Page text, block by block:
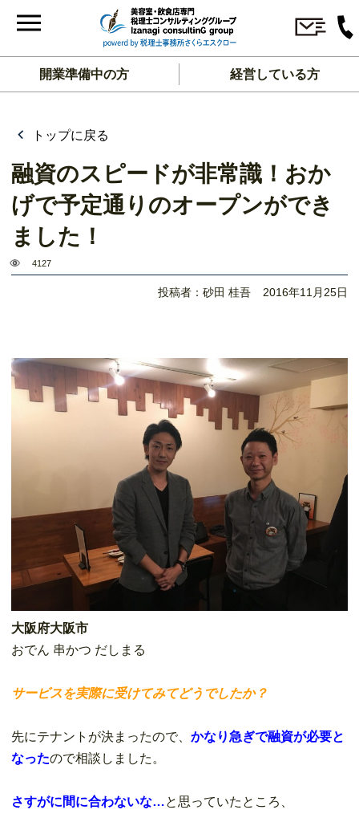
開業準備中の方 経営している方
トップに戻る
融資のスピードが非常識！おか
げで予定通りのオープンができ
ました！
4127
投稿者：砂田 桂吾 2016年11月25日
大阪府大阪市
おでん 串かつ だしまる
サービスを実際に受けてみてどうでしたか？
先にテナントが決まったので、 かなり急ぎで融資が必要と
なったので相談しました。
さすがに間に合わないな…と思っていたところ、